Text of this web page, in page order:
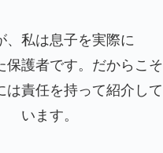
、私は息子を実際に
保護者です。だからこそ
は責任を持って紹介して
います。